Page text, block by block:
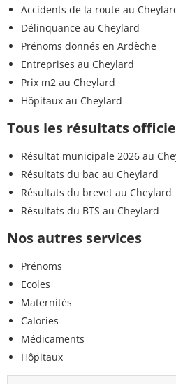
Accidents de la route au
Délinquance au Cheylard
Prénoms donnés en Ardèche
Entreprises au Cheylard
Prix m2 au Cheylard
Hôpitaux au Cheylard
Tous les résultats
Résultat municipale 2026 au
Résultats du bac au Cheylard
Résultats du brevet au Cheylard
Résultats du BTS au Cheylard
Nos autres services
Prénoms
Ecoles
Maternités
Calories
Médicaments
Hôpitaux